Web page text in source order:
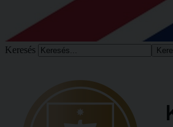
Keresés